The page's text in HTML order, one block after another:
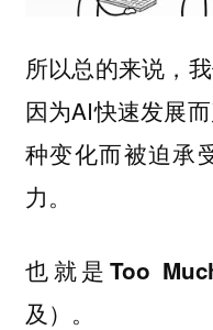
所以总的来说，
因为AI快速发展
种变化而被迫承
力。
也就是Too
及）。